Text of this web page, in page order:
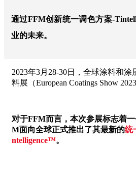
通过FFM创新统一调色方案-
业的未来。
2023年3月28-30日，全球涂料和
料展（European Coatings Show
对于FFM而言，本次参展标志着
M面向全球正式推出了其最新的统
ntelligence™。